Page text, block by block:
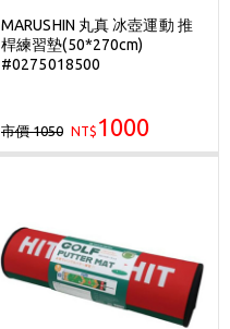
MARUSHIN 丸真 冰壺運動 推
桿練習墊(50*270cm)
#0275018500
市價 1050 NT$ 1000